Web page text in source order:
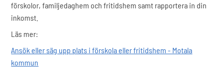
förskolor, familjedaghem och fritidshem samt rapportera in din
inkomst.
Läs mer:
Ansök eller säg upp plats i förskola eller fritidshem - Motala
kommun